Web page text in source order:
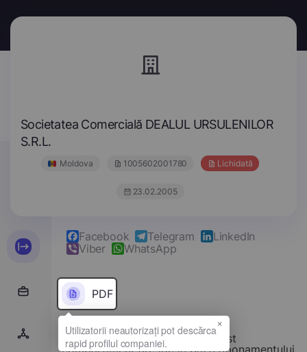
Societatea Comercială DEALUL URSULENILOR
S.R.L.
Moldova 1005602001780 Lichidată
23.02.2005
Facebook Telegram
LinkedIn
Viber
WhatsApp
PDF
Stimate vizitator, accesul la acest
compartiment are loc în baza abonamentului.
×